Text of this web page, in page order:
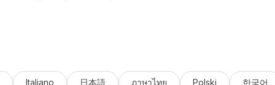
Italiano 日本語 ภาษาไทย Polski 한국어